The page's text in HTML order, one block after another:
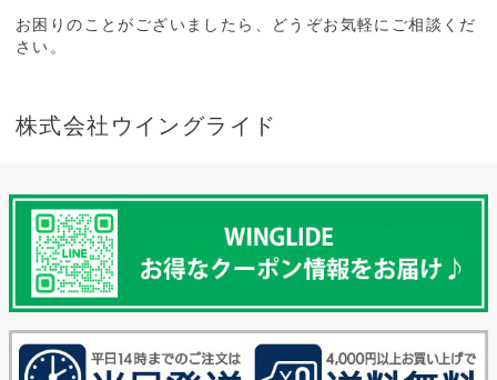
お困りのことがございましたら、どうぞお気軽にご相談くだ
さい。
株式会社ウイングライド